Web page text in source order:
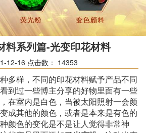
料系列篇-光变印花材料
12-16 点击数： 14353
多样，不同的印花材料赋予产品不同
到过一些博主分享的好物里面有一些
在室内是白色，当被太阳照射一会颜
成其他的颜色，或者是本来是有色的
颜色的变化是不是让人觉得非常神